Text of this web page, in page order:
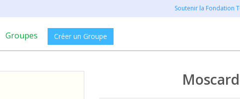
Soutenir la Fondation
Groupes Créer un Groupe